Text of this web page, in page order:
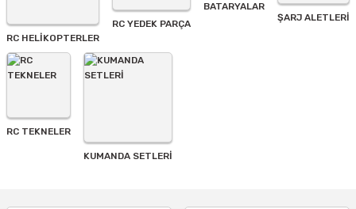
Gönder
RC HELİKOPTERLER
RC YEDEK PARÇA
BATARYALAR
ŞARJ ALETLERI
RC TEKNELER
KUMANDA SETLERİ